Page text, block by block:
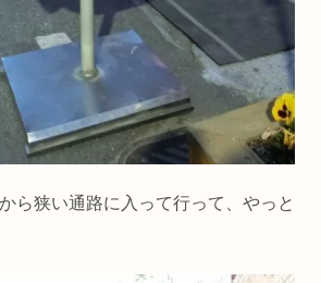
ら狭い通路に入って行って、やっと